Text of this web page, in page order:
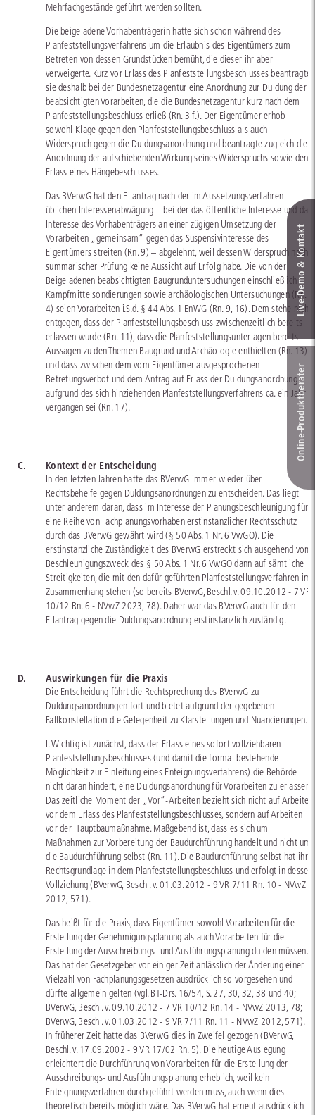
Mehrfachgestände geführt werden sollten.
Die beigeladene Vorhabenträgerin hatte sich schon während des
Planfeststellungsverfahrens um die Erlaubnis des Eigentümers zum
Betreten von dessen Grundstücken bemüht, die dieser ihr aber
verweigerte. Kurz vor Erlass des Planfeststellungsbeschlusses beantragte
sie deshalb bei der Bundesnetzagentur eine Anordnung zur Duldung der
beabsichtigten Vorarbeiten, die die Bundesnetzagentur kurz nach dem
Planfeststellungsbeschluss erließ (Rn. 3 f.). Der Eigentümer erhob
sowohl Klage gegen den Planfeststellungsbeschluss als auch
Widerspruch gegen die Duldungsanordnung und beantragte zugleich die
Anordnung der aufschiebenden Wirkung seines Widerspruchs sowie den
Erlass eines Hängebeschlusses.
Das BVerwG hat den Eilantrag nach der im Aussetzungsverfahren
üblichen Interessenabwägung – bei der das öffentliche Interesse und das
Interesse des Vorhabenträgers an einer zügigen Umsetzung der
Vorarbeiten „gemeinsam“ gegen das Suspensivinteresse des
Eigentümers streiten (Rn. 9) – abgelehnt, weil dessen Widerspruch nach
summarischer Prüfung keine Aussicht auf Erfolg habe. Die von der
Beigeladenen beabsichtigten Baugrunduntersuchungen einschließlich
Kampfmittelsondierungen sowie archäologischen Untersuchungen (Rn.
4) seien Vorarbeiten i.S.d. § 44 Abs. 1 EnWG (Rn. 9, 16). Dem stehe nicht
entgegen, dass der Planfeststellungsbeschluss zwischenzeitlich bereits
erlassen wurde (Rn. 11), dass die Planfeststellungsunterlagen bereits
Aussagen zu den Themen Baugrund und Archäologie enthielten (Rn. 13)
und dass zwischen dem vom Eigentümer ausgesprochenen
Betretungsverbot und dem Antrag auf Erlass der Duldungsanordnung
aufgrund des sich hinziehenden Planfeststellungsverfahrens ca. ein Jahr
vergangen sei (Rn. 17).
C. Kontext der Entscheidung
In den letzten Jahren hatte das BVerwG immer wieder über
Rechtsbehelfe gegen Duldungsanordnungen zu entscheiden. Das liegt
unter anderem daran, dass im Interesse der Planungsbeschleunigung für
eine Reihe von Fachplanungsvorhaben erstinstanzlicher Rechtsschutz
durch das BVerwG gewährt wird (§ 50 Abs. 1 Nr. 6 VwGO). Die
erstinstanzliche Zuständigkeit des BVerwG erstreckt sich ausgehend vom
Beschleunigungszweck des § 50 Abs. 1 Nr. 6 VwGO dann auf sämtliche
Streitigkeiten, die mit den dafür geführten Planfeststellungsverfahren im
Zusammenhang stehen (so bereits BVerwG, Beschl. v. 09.10.2012 - 7 VR
10/12 Rn. 6 - NVwZ 2023, 78). Daher war das BVerwG auch für den
Eilantrag gegen die Duldungsanordnung erstinstanzlich zuständig.
D. Auswirkungen für die Praxis
Die Entscheidung führt die Rechtsprechung des BVerwG zu
Duldungsanordnungen fort und bietet aufgrund der gegebenen
Fallkonstellation die Gelegenheit zu Klarstellungen und Nuancierungen.
I. Wichtig ist zunächst, dass der Erlass eines sofort vollziehbaren
Planfeststellungsbeschlusses (und damit die formal bestehende
Möglichkeit zur Einleitung eines Enteignungsverfahrens) die Behörde
nicht daran hindert, eine Duldungsanordnung für Vorarbeiten zu erlassen.
Das zeitliche Moment der „Vor“-Arbeiten bezieht sich nicht auf Arbeiten
vor dem Erlass des Planfeststellungsbeschlusses, sondern auf Arbeiten
vor der Hauptbaumaßnahme. Maßgebend ist, dass es sich um
Maßnahmen zur Vorbereitung der Baudurchführung handelt und nicht um
die Baudurchführung selbst (Rn. 11). Die Baudurchführung selbst hat ihre
Rechtsgrundlage in dem Planfeststellungsbeschluss und erfolgt in dessen
Vollziehung (BVerwG, Beschl. v. 01.03.2012 - 9 VR 7/11 Rn. 10 - NVwZ
2012, 571).
Das heißt für die Praxis, dass Eigentümer sowohl Vorarbeiten für die
Erstellung der Genehmigungsplanung als auch Vorarbeiten für die
Erstellung der Ausschreibungs- und Ausführungsplanung dulden müssen.
Das hat der Gesetzgeber vor einiger Zeit anlässlich der Änderung einer
Vielzahl von Fachplanungsgesetzen ausdrücklich so vorgesehen und
dürfte allgemein gelten (vgl.BT-Drs. 16/54, S. 27, 30, 32, 38 und 40;
BVerwG, Beschl. v. 09.10.2012 - 7 VR 10/12 Rn. 14 - NVwZ 2013, 78;
BVerwG, Beschl. v. 01.03.2012 - 9 VR 7/11 Rn. 11 - NVwZ 2012, 571).
In früherer Zeit hatte das BVerwG dies in Zweifel gezogen (BVerwG,
Beschl. v. 17.09.2002 - 9 VR 17/02 Rn. 5). Die heutige Auslegung
erleichtert die Durchführung von Vorarbeiten für die Erstellung der
Ausschreibungs- und Ausführungsplanung erheblich, weil kein
Enteignungsverfahren durchgeführt werden muss, auch wenn dies
theoretisch bereits möglich wäre. Das BVerwG hat erneut ausdrücklich
Live‑Demo & Kontakt
Online-Produkt­berater